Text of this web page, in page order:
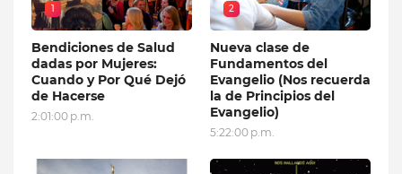
1
Bendiciones de Salud
dadas por Mujeres:
Cuando y Por Qué Dejó
de Hacerse
2:01:00 p.m.
2
Nueva clase de
Fundamentos del
Evangelio (Nos recuerda
la de Principios del
Evangelio)
5:22:00 p.m.